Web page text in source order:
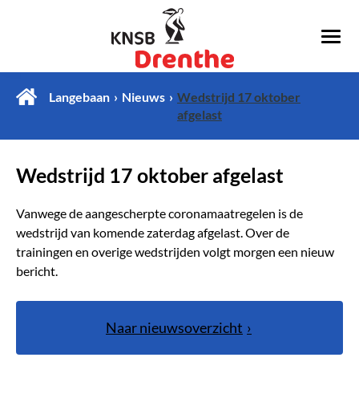
Langebaan Nieuws
Wedstrijd 17 oktober
afgelast
Wedstrijd 17 oktober afgelast
Vanwege de aangescherpte coronamaatregelen is de
wedstrijd van komende zaterdag afgelast. Over de
trainingen en overige wedstrijden volgt morgen een nieuw
bericht.
Naar nieuwsoverzicht